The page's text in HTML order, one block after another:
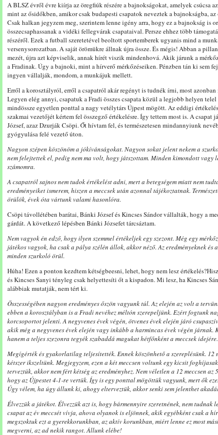
A BLSZ évről évre kiírja az öregfiúk részére a bajnokságokat, amelyek csúcsa
mint az ősidőkben, amikor csak budapesti csapatok neveztek a bajnokságba,
Csak halkan jegyzem meg, szerintem lenne igény arra, hogy ez a bajnokság is
összecsaphassanak a vidéki fellegvárak csapataival. Persze ehhez több
részéről. Ezek a futball szeretetével beoltott sportemberek ugyanis mind a
versenysorozatban. A saját örömükre állnak újra össze. És mégis! Abban a
mezét, újra azt képviselik, annak hírét viszik mindenhová. Akik járunk a
a Fradinak. Úgy a bajnoki, mint a hírverő mérkőzéseiken. Pénzben tán ki sem
ingyen vállalják, mondom, a munkájuk mellett.
Erről a korosztályról, erről a csapatról akár regényt is tudnék írni, most azonban
Legyen elég annyi, csapatuk a Fradi összes csapata közül a legjobb helyen
mindössze egyetlen ponttal a nagy vetélytárs Újpest mögött. Az eddigi
szakmai vezetőjét kértem fel összegző értékelésre. Így tettem most is. A
József, azaz Dzurják Csöpi. Őt hívtam fel, és természetesen mindannyiunk
gyógyulása felé vezető úton.
Nagyon szépen köszönöm a jókívánságokat. Nagyon sokat jelent nekem a
nem felejtettek el, pedig nem ma volt, hogy játszottam. Minden kimondott
számomra.
A csapatról sajnos nem tudok értékelést adni, mert a betegségem miatt nem
eredményeiket ismerem, hiszen a meccsek után azonnal tájékoztatnak.
örülök, évek óta vártunk valami hasonlóra.
Csöpi távollétében barátai, Bánki József és Kincses Sándor vállalták, hogy a
gárdát. A következő lépésben Bánki Józsefet tárcsáztam.
Nem vagyok én edző, hogy ilyen szemmel értékeljek egy szezont. Még egy
játékos vagyok, ha csak a pálya szélén állok, akkor néző. Az eredményeknek
minden szurkoló örül.
Húha! Ezen a ponton kezdtem kétségbeesni, lehet, hogy nem lesz
és Kincses Sanyi tényleg csak helyettesíti őt a kispadon. Mi lesz, ha Kincses
alábbiak mutatják, nem tért ki.
Összességében nagyon eredményes őszön vagyunk túl. Az elején az volt a
ebben a korosztályban is a Fradi nevéhez méltón szerepeljünk. Ezért fogtunk
korcsoportot jelenti. A negyvenes évek végén, ötvenes évek elején járó
akik még a negyvenes évek elején vagy inkább a harmincas évek végén járnak.
hanem a teljes szezonra tegyék szabaddá magukat hétfőnként a meccsek idejére.
Megígérték és gyakorlatilag teljesítették. Ennek köszönhető a szereplésünk. 12
kétszer ikszeltünk. Megjegyzem, ezen a két meccsen voltunk egy kicsit
terveztük, akkor nem fért kétség az eredményhez. Nem véletlen a 12 meccsen
hogy az Újpestet 4-1-re vertük. Így is egy ponttal mögöttük vagyunk, mert ők
Úgy vélem, ha úgy állunk ki, ahogy elterveztük, akkor senki sem jelenthet
Élvezzük a játékot. Élvezzük azt is, hogy bármennyire szeretnének, nem
csapat az év meccsét vívja, ahova olyanok is eljönnek, akik egyébként csak a
megszoktuk ezt a gyerekkorunkban, az aktív korunkban, miért lenne ez most
megverni, az ad nekik rangot. Állunk elébe!